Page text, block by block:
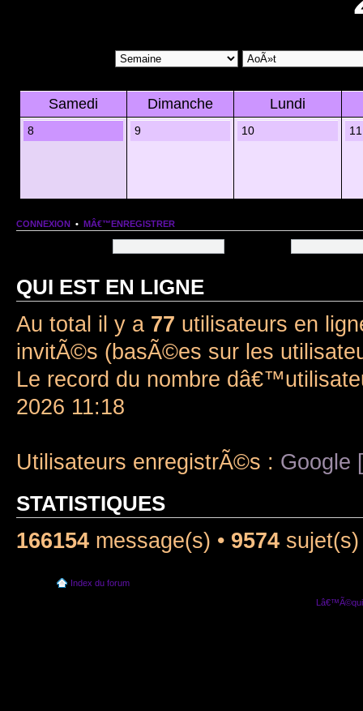
Samedi Dimanche Lundi
8 9 10 11
CONNEXION • MÂ€™ENREGISTRER
QUI EST EN LIGNE
Au total il y a 77 utilisateurs en
invitÃ©s (basÃ©es sur les
Le record du nombre
2026 11:18
Utilisateurs enregistrÃ©s : Google
STATISTIQUES
166154 message(s) • 9574
Index du forum